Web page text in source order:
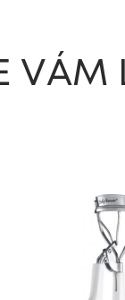
VÁM